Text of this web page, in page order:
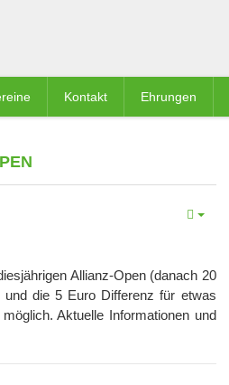
Kontakt Ehrungen
Allianz-Open (danach 20
die 5 Euro Differenz für etwas
Aktuelle Informationen und